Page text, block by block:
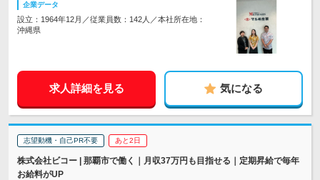
企業データ
設立：1964年12月／従業員数：142人／本社所在地：
沖縄県
求人詳細を見る 気になる
志望動機・自己PR不要 あと2日
株式会社ビコー | 那覇市で働く｜月収37万円も目指せる｜定期昇給で毎年
お給料がUP